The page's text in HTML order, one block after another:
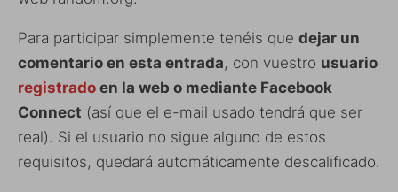
Para participar simplemente tenéis que dejar un
comentario en esta entrada, con vuestro usuario
registrado en la web o mediante Facebook
Connect (así que el e-mail usado tendrá que ser
real). Si el usuario no sigue alguno de estos
requisitos, quedará automáticamente descalificado.